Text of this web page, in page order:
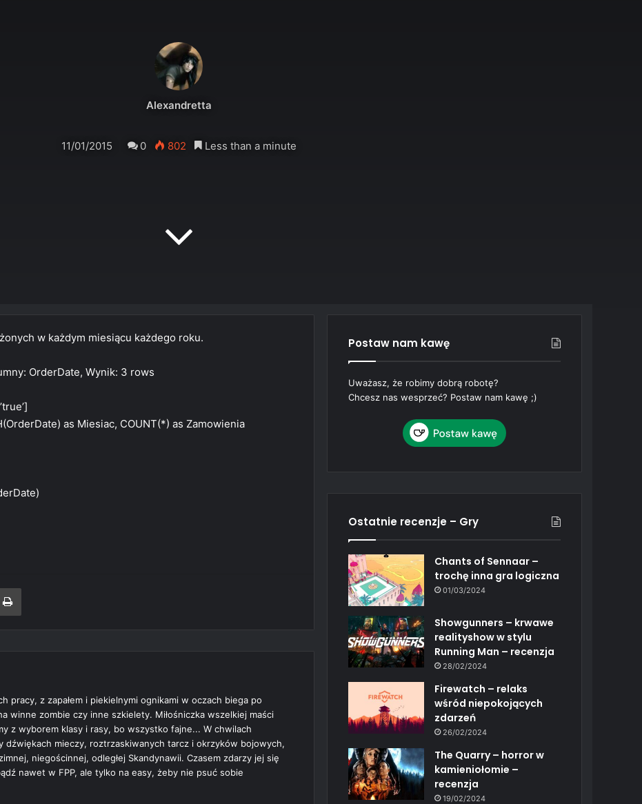
Alexandretta
11/01/2015 0 802 Less than a minute
w każdym miesiącu każdego roku.
OrderDate, Wynik: 3 rows
as Miesiac, COUNT(*) as Zamowienia
pracy, z zapałem i piekielnymi ognikami w oczach biega po
winne zombie czy inne szkielety. Miłośniczka wszelkiej maści
z wyborem klasy i rasy, bo wszystko fajne... W chwilach
dźwiękach mieczy, roztrzaskiwanych tarcz i okrzyków bojowych,
niegościnnej, odległej Skandynawii. Czasem zdarzy jej się
nawet w FPP, ale tylko na easy, żeby nie psuć sobie
Postaw nam kawę
Uważasz, że robimy dobrą robotę?
Chcesz nas wesprzeć? Postaw nam kawę ;)
Ostatnie recenzje – Gry
Chants of Sennaar –
trochę inna gra logiczna
01/03/2024
Showgunners – krwawe
realityshow w stylu
Running Man – recenzja
28/02/2024
Firewatch – relaks
wśród niepokojących
zdarzeń
26/02/2024
The Quarry – horror w
kamieniołomie –
recenzja
19/02/2024